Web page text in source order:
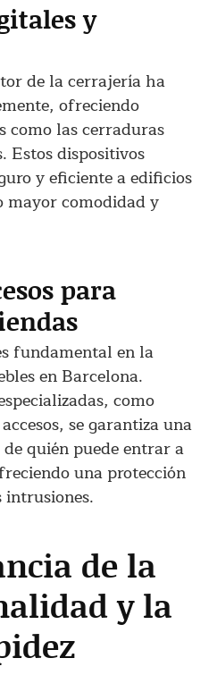
y
de la cerrajería ha
ofreciendo
como las cerraduras
Estos dispositivos
y eficiente a edificios
comodidad y
para
fundamental en la
en Barcelona.
como
se garantiza una
quién puede entrar a
una protección
de la
y la